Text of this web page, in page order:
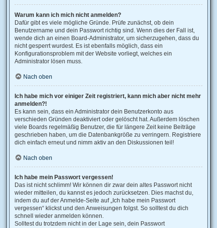
Warum kann ich mich nicht anmelden?
Dafür gibt es viele mögliche Gründe. Prüfe zunächst, ob dein
Benutzername und dein Passwort richtig sind. Wenn dies der Fall ist,
wende dich an einen Board-Administrator, um sicherzugehen, dass du
nicht gesperrt wurdest. Es ist ebenfalls möglich, dass ein
Konfigurationsproblem mit der Website vorliegt, welches ein
Administrator lösen muss.
Nach oben
Ich habe mich vor einiger Zeit registriert, kann mich aber nicht mehr
anmelden?!
Es kann sein, dass ein Administrator dein Benutzerkonto aus
verschieden Gründen deaktiviert oder gelöscht hat. Außerdem löschen
viele Boards regelmäßig Benutzer, die für längere Zeit keine Beiträge
geschrieben haben, um die Datenbankgröße zu verringern. Registriere
dich einfach erneut und nimm aktiv an den Diskussionen teil!
Nach oben
Ich habe mein Passwort vergessen!
Das ist nicht schlimm! Wir können dir zwar dein altes Passwort nicht
wieder mitteilen, du kannst es jedoch zurücksetzen. Dies machst du,
indem du auf der Anmelde-Seite auf „Ich habe mein Passwort
vergessen“ klickst und den Anweisungen folgst. So solltest du dich
schnell wieder anmelden können.
Solltest du trotzdem nicht in der Lage sein, dein Passwort